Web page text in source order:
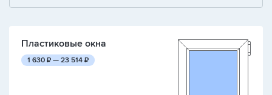
Пластиковые окна
1 630 руб.
₽ — 23 514 руб.
₽